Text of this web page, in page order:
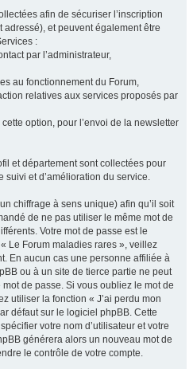
afin de sécuriser l’inscription
et peuvent également être
:
par l’administrateur,
au fonctionnement du Forum,
relatives aux services proposés par
option, pour l’envoi de la newsletter
et département sont collectées pour
suivi et d’amélioration du service.
chiffrage à sens unique) afin qu’il soit
de ne pas utiliser le même mot de
Votre mot de passe est le
Le Forum maladies rares », veillez
En aucun cas une personne affiliée à
ou à un site de tierce partie ne peut
de passe. Si vous oubliez le mot de
utiliser la fonction « J’ai perdu mon
défaut sur le logiciel phpBB. Cette
votre nom d’utilisateur et votre
générera alors un nouveau mot de
le contrôle de votre compte.